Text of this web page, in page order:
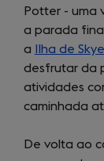
Potter - uma
a parada
a Ilha de Skye
desfrutar da
atividades
caminhada
De volta ao